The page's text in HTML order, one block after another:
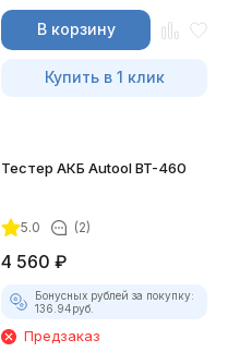
В корзину
Купить в 1 клик
Тестер АКБ Autool BT-460
5.0 (2)
4 560 ₽
Бонусных рублей за покупку:
136.94руб.
Предзаказ